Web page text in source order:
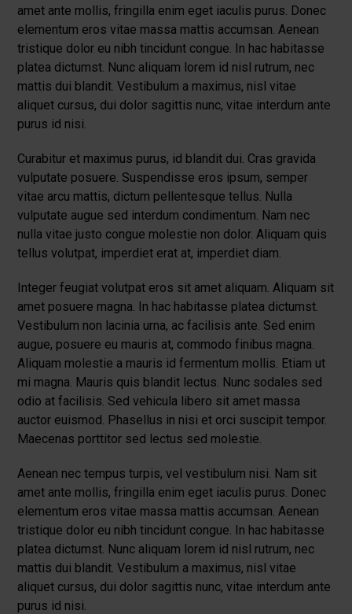
amet ante mollis, fringilla enim eget iaculis purus. Donec
elementum eros vitae massa mattis accumsan. Aenean
tristique dolor eu nibh tincidunt congue. In hac habitasse
platea dictumst. Nunc aliquam lorem id nisl rutrum, nec
mattis dui blandit. Vestibulum a maximus, nisl vitae
aliquet cursus, dui dolor sagittis nunc, vitae interdum ante
purus id nisi.
Curabitur et maximus purus, id blandit dui. Cras gravida
vulputate posuere. Suspendisse eros ipsum, semper
vitae arcu mattis, dictum pellentesque tellus. Nulla
vulputate augue sed interdum condimentum. Nam nec
nulla vitae justo congue molestie non dolor. Aliquam quis
tellus volutpat, imperdiet erat at, imperdiet diam.
Integer feugiat volutpat eros sit amet aliquam. Aliquam sit
amet posuere magna. In hac habitasse platea dictumst.
Vestibulum non lacinia urna, ac facilisis ante. Sed enim
augue, posuere eu mauris at, commodo finibus magna.
Aliquam molestie a mauris id fermentum mollis. Etiam ut
mi magna. Mauris quis blandit lectus. Nunc sodales sed
odio at facilisis. Sed vehicula libero sit amet massa
auctor euismod. Phasellus in nisi et orci suscipit tempor.
Maecenas porttitor sed lectus sed molestie.
Aenean nec tempus turpis, vel vestibulum nisi. Nam sit
amet ante mollis, fringilla enim eget iaculis purus. Donec
elementum eros vitae massa mattis accumsan. Aenean
tristique dolor eu nibh tincidunt congue. In hac habitasse
platea dictumst. Nunc aliquam lorem id nisl rutrum, nec
mattis dui blandit. Vestibulum a maximus, nisl vitae
aliquet cursus, dui dolor sagittis nunc, vitae interdum ante
purus id nisi.